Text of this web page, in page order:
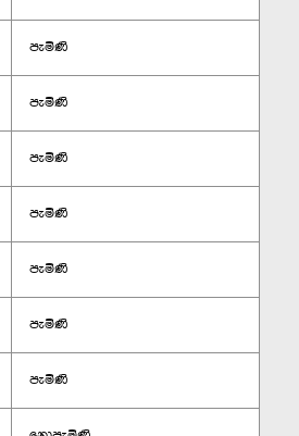
පැමිණි
පැමිණි
පැමිණි
පැමිණි
පැමිණි
පැමිණි
පැමිණි